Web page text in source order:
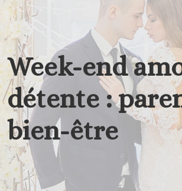
Week-end
détente :
bien-être